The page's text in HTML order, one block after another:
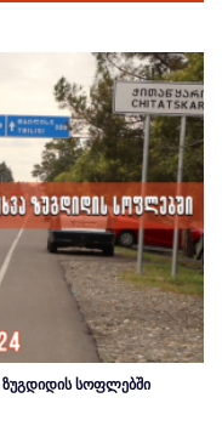
ზუგდიდის სოფლებში